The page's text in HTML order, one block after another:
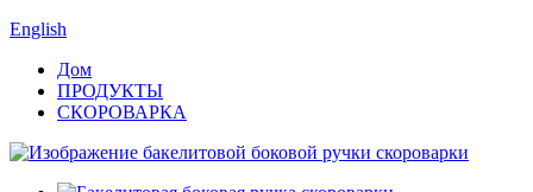
English
Дом
ПРОДУКТЫ
СКОРОВАРКА